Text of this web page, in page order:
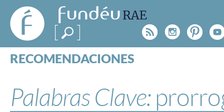
FundéuRAE
- Fundación
del Español
Urgente
Rss
RECOMENDACIONES
ESPECIALES
BLOG
Palabras Clave: